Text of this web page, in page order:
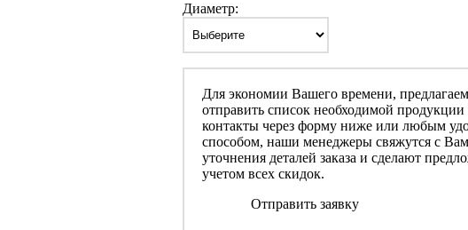
Диаметр:
Для экономии Вашего времени, предлагаем
отправить список необходимой продукции
контакты через форму ниже или любым
способом, наши менеджеры свяжутся с
уточнения деталей заказа и сделают
учетом всех скидок.
Отправить заявку